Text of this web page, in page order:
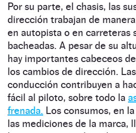
Por su parte, el chasis, las
dirección trabajan de
en autopista o en carreteras
bacheadas. A pesar de su
hay importantes cabeceos
los cambios de dirección.
conducción contribuyen a
fácil al piloto, sobre todo la
frenada. Los consumos, en
las mediciones de la marca,